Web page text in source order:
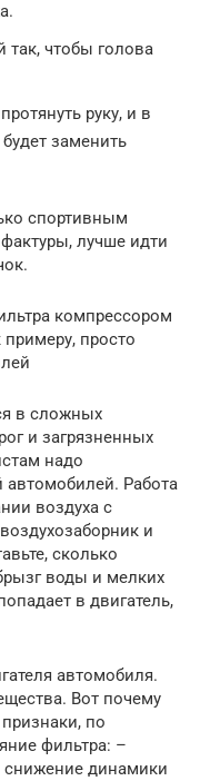
чтобы голова
руку, и в
заменить
спортивным
лучше идти
компрессором
просто
в сложных
и загрязненных
надо
автомобилей. Работа
воздуха с
и
сколько
воды и мелких
в двигатель,
автомобиля.
Вот почему
по
фильтра: –
снижение динамики